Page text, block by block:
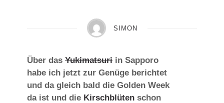
SIMON
Über das Yukimatsuri in Sapporo
habe ich jetzt zur Genüge berichtet
und da gleich bald die Golden Week
da ist und die Kirschblüten schon